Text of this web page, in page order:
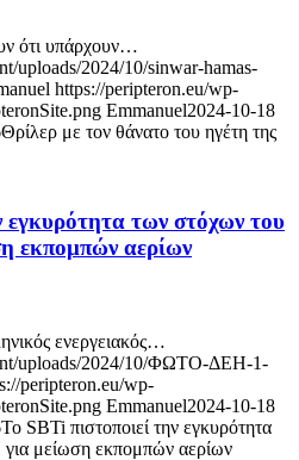
ότι υπάρχουν…
uploads/2024/10/sinwar-hamas-
https://peripteron.eu/wp-
Emmanuel2024-10-18
Θρίλερ με τον θάνατο του ηγέτη της
εγκυρότητα των στόχων του
εκπομπών αερίων
ενεργειακός…
uploads/2024/10/ΦΩΤΟ-ΔΕΗ-1-
peripteron.eu/wp-
Emmanuel2024-10-18
Το SBTi πιστοποιεί την εγκυρότητα
μείωση εκπομπών αερίων